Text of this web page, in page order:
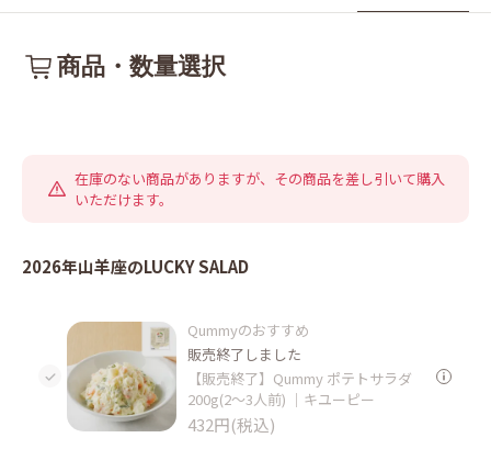
商品・数量選択
在庫のない商品がありますが、その商品を差し引いて購入
いただけます。
2026年山羊座のLUCKY SALAD
Qummyのおすすめ
販売終了しました
【販売終了】Qummy ポテトサラダ
200g(2～3人前) ｜キユーピー
432円(税込)